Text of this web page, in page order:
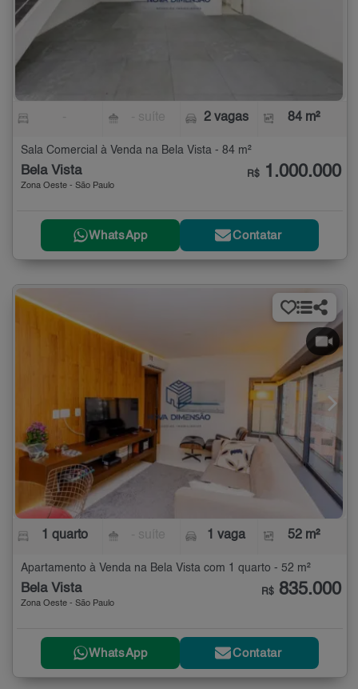
2 vagas 84 m²
Sala Comercial à Venda na Bela Vista - 84 m²
Bela Vista
Zona Oeste - São Paulo
R$ 1.000.000
WhatsApp Contatar
1 quarto 1 vaga 52 m²
Apartamento à Venda na Bela Vista com 1 quarto - 52 m²
Bela Vista
Zona Oeste - São Paulo
R$ 835.000
WhatsApp Contatar